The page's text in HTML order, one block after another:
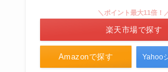
Amazonで探す
＼ポイント最大11倍！
楽天市場で探す
Yahoo